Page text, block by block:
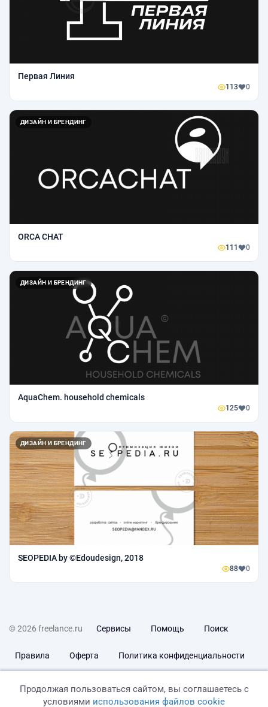
Первая Линия
113 0
ДИЗАЙН И БРЕНДИНГ
ORCA CHAT
111 0
ДИЗАЙН И БРЕНДИНГ
AquaChem. household chemicals
125 0
ДИЗАЙН И БРЕНДИНГ
SEOPEDIA by ©Edoudesign, 2018
88 0
© 2026 freelance.ru Сервисы Помощь Поиск
Правила Оферта Политика конфиденциальности
Продолжая пользоваться сайтом, вы соглашаетесь с
условиями использования файлов cookie